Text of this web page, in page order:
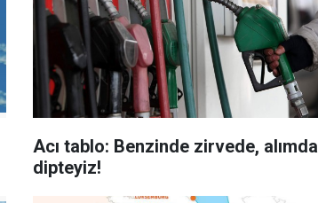
Acı tablo: Benzinde zirvede, alımda
dipteyiz!